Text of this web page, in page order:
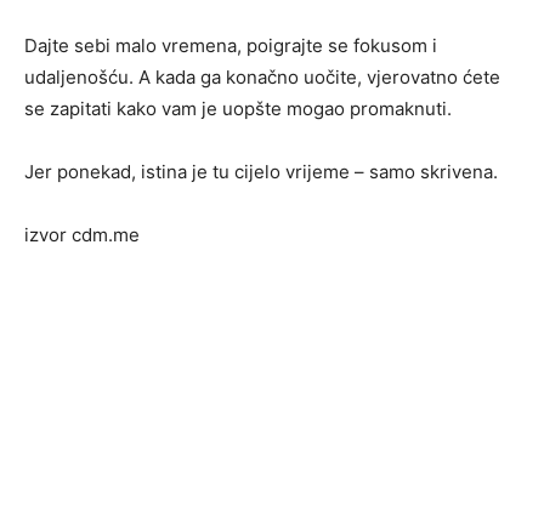
Dajte sebi malo vremena, poigrajte se fokusom i
udaljenošću. A kada ga konačno uočite, vjerovatno ćete
se zapitati kako vam je uopšte mogao promaknuti.
Jer ponekad, istina je tu cijelo vrijeme – samo skrivena.
izvor cdm.me